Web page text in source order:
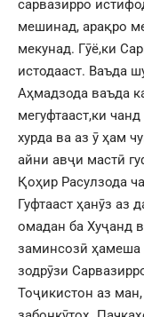
сарвазирро
мешинад, арақро
мекунад. Гӯё,ки
истодааст. Ваъда
Аҳмадзода ваъда
мегуфтааст,ки
хурда ва аз ӯ ҳам
айни авҷи мастӣ
Қоҳир Расулзода
Гуфтааст ҳанӯз аз
омадан ба Хуҷанд
заминсозӣ ҳамеша
зодрӯзи
Тоҷикистон аз